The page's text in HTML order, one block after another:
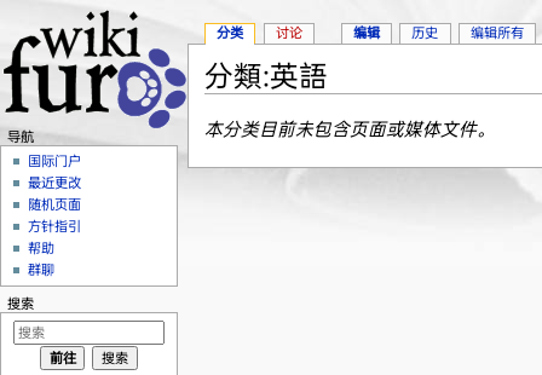
分類:英語
本分类目前未包含页面或媒体文件。
分类 讨论 编辑 历史 编辑所有
导航
国际门户
最近更改
随机页面
方针指引
帮助
群聊
搜索